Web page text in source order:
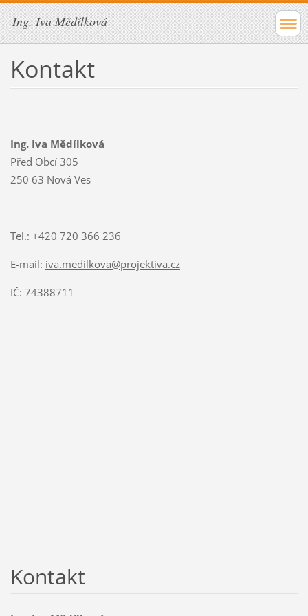
Ing. Iva Mědílková
Kontakt
Ing. Iva Mědílková
Před Obcí 305
250 63 Nová Ves
Tel.: +420 720 366 236
E-mail: iva.medilkova@projektiva.cz
IČ: 74388711
Kontakt